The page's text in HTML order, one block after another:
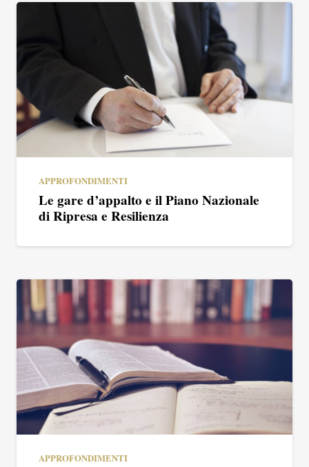
APPROFONDIMENTI
Le gare d’appalto e il Piano Nazionale
di Ripresa e Resilienza
APPROFONDIMENTI